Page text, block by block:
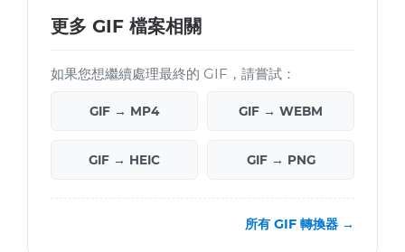
更多 GIF 檔案相關
如果您想繼續處理最終的 GIF，請嘗試：
GIF → MP4 GIF → WEBM
GIF → HEIC GIF → PNG
所有 GIF 轉換器 →